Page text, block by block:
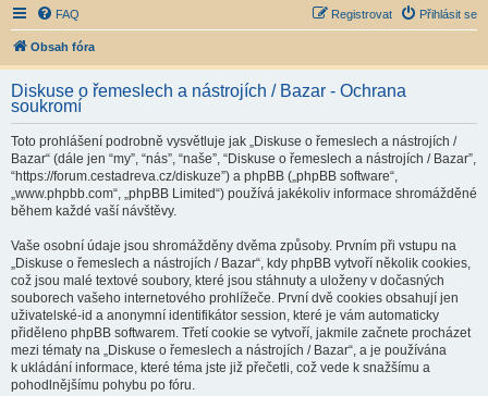
FAQ Přihlásit se
Registrovat
Obsah fóra
Diskuse o řemeslech a nástrojích / Bazar - Ochrana
soukromí
Toto prohlášení podrobně vysvětluje jak „Diskuse o řemeslech a nástrojích /
Bazar“ (dále jen “my”, “nás”, “naše”, “Diskuse o řemeslech a nástrojích / Bazar”,
“https://forum.cestadreva.cz/diskuze”) a phpBB („phpBB software“,
„www.phpbb.com“, „phpBB Limited“) používá jakékoliv informace shromážděné
během každé vaší návštěvy.
Vaše osobní údaje jsou shromážděny dvěma způsoby. Prvním při vstupu na
„Diskuse o řemeslech a nástrojích / Bazar“, kdy phpBB vytvoří několik cookies,
což jsou malé textové soubory, které jsou stáhnuty a uloženy v dočasných
souborech vašeho internetového prohlížeče. První dvě cookies obsahují jen
uživatelské-id a anonymní identifikátor session, které je vám automaticky
přiděleno phpBB softwarem. Třetí cookie se vytvoří, jakmile začnete procházet
mezi tématy na „Diskuse o řemeslech a nástrojích / Bazar“, a je používána
k ukládání informace, které téma jste již přečetli, což vede k snažšímu a
pohodlnějšímu pohybu po fóru.